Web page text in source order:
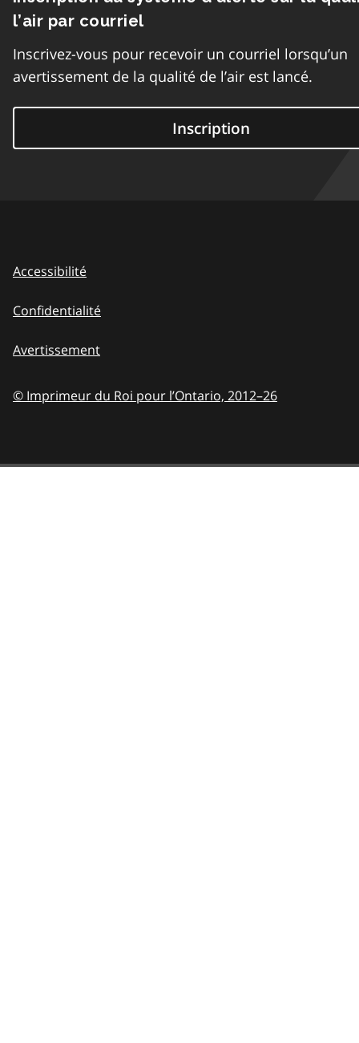
l’air par courriel
Inscrivez-vous pour recevoir un courriel lorsqu’un
avertissement de la qualité de l’air est lancé.
Inscription
Accessibilité
Confidentialité
Avertissement
© Imprimeur du Roi pour l’Ontario, 2012–26